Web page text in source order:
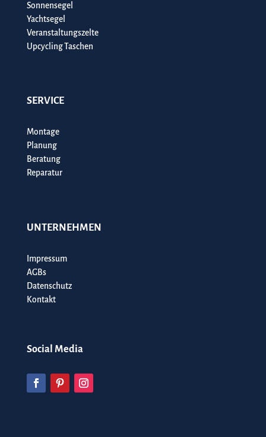
Sonnensegel
Yachtsegel
Veranstaltungszelte
Upcycling Taschen
SERVICE
Montage
Planung
Beratung
Reparatur
UNTERNEHMEN
Impressum
AGBs
Datenschutz
Kontakt
Social Media